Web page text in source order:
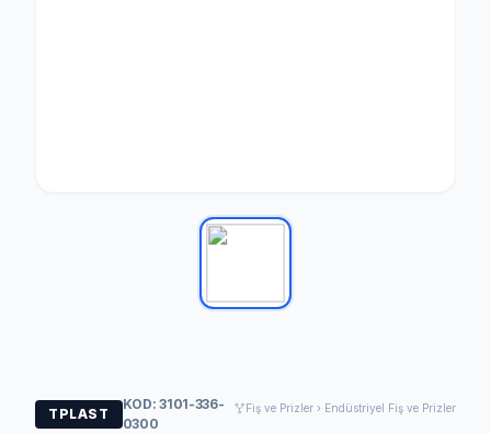
TPLAST
KOD: 3101-336-
0300
Fiş ve Prizler › Endüstriyel Fiş ve Prizler